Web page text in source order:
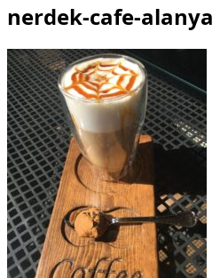
nerdek-cafe-alanya